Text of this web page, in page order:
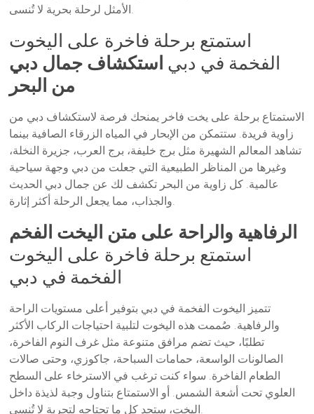
الأمثل لرحلة بحرية لا تُنسى.
استمتع برحلة فاخرة على اليخوت
الفخمة في دبي استكشاف جمال دبي
من البحر
الاستمتاع برحلة على يخت فاخر يمنحك فرصة لاستكشاف دبي من
زاوية فريدة. ستتمكن من الإبحار في المياه الزرقاء الصافية بينما
تشاهد المعالم الشهيرة مثل برج خليفة، برج العرب، جزيرة النخلة،
وغيرها من المناظر الطبيعية التي جعلت من دبي وجهة سياحية
عالمية. كل زاوية من البحر تكشف لك عن جمال دبي الحديث
والجذاب، مما يجعل الرحلة أكثر إثارة.
الرفاهية والراحة على متن اليخت الفخم
استمتع برحلة فاخرة على اليخوت
الفخمة في دبي
تتميز اليخوت الفخمة في دبي بتوفير أعلى مستويات الراحة
والرفاهية. صُممت هذه اليخوت لتلبية احتياجات الركاب الأكثر
تطلبًا، حيث تضم مرافق متنوعة مثل غرف النوم الفاخرة،
الصالونات الواسعة، حمامات السباحة، جاكوزي، وحتى صالات
الطعام الفاخرة. سواء كنت ترغب في الاسترخاء على السطح
العلوي تحت أشعة الشمس. أو الاستمتاع بتناول وجبة لذيذة داخل
اليخت، ستجد كل ما تحتاجه لتجربة لا تُنسى.